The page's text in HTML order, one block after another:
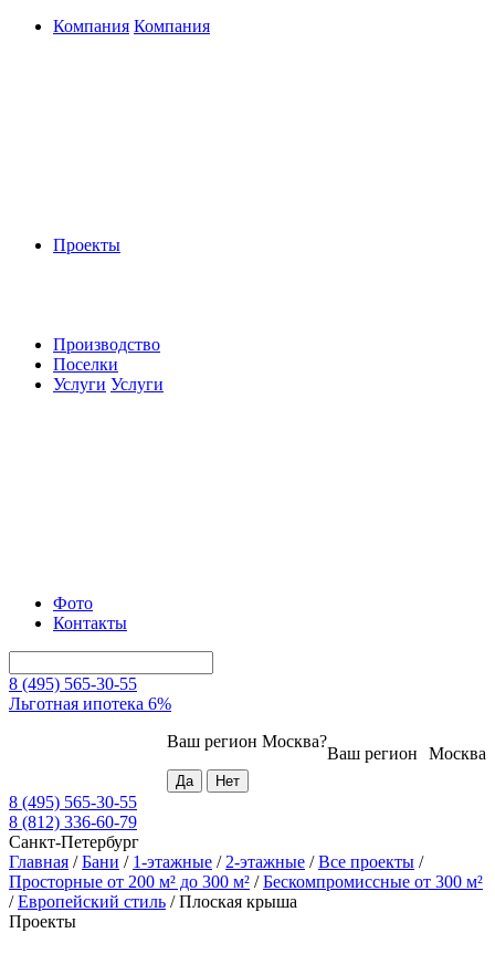
Компания Компания
Проекты
Производство
Поселки
Услуги Услуги
Фото
Контакты
8 (495) 565-30-55
Льготная ипотека 6%
Москва
Ваш регион
Ваш регион Москва?
8 (495) 565-30-55
8 (812) 336-60-79
Санкт-Петербург
Главная /Бани / 1-этажные / 2-этажные /Все проекты /
Просторные от 200 м² до 300 м² /Бескомпромиссные от 300 м²
/Европейский стиль /Плоская крыша
Проекты